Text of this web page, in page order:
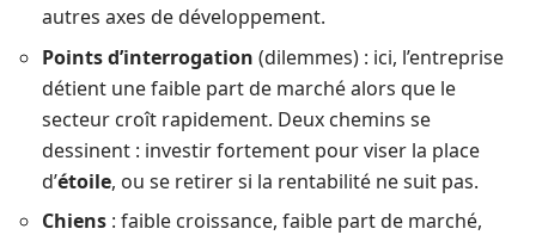
autres axes de développement.
Points d’interrogation (dilemmes) : ici, l’entreprise
détient une faible part de marché alors que le
secteur croît rapidement. Deux chemins se
dessinent : investir fortement pour viser la place
d’étoile, ou se retirer si la rentabilité ne suit pas.
Chiens : faible croissance, faible part de marché,